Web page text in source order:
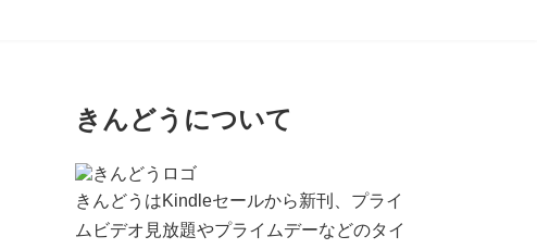
きんどうについて
きんどうはKindleセールから新刊、プライ
ムビデオ見放題やプライムデーなどのタイ